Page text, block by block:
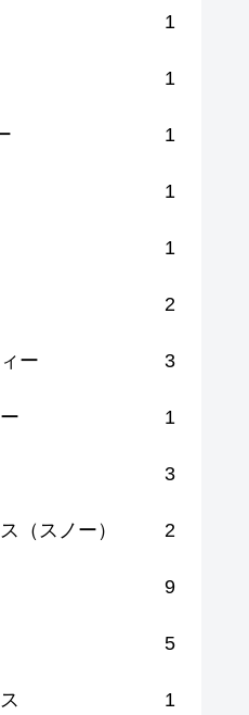
1
1
1
1
1
2
ー 3
1
3
（スノー） 2
9
5
1